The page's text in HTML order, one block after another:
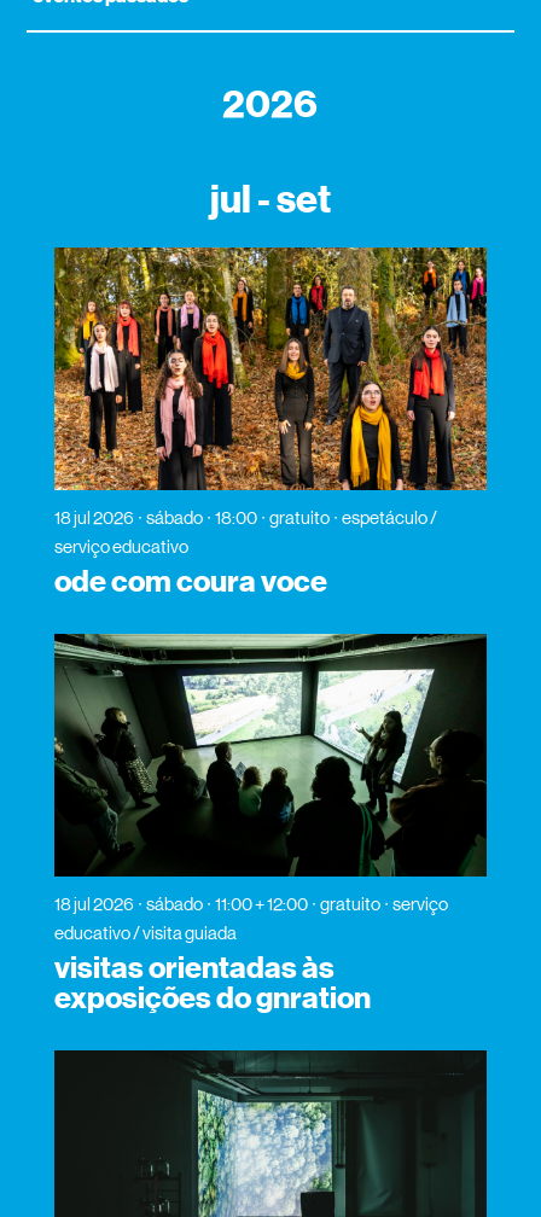
2026
jul - set
18 jul 2026 sábado 18:00 gratuito
espetáculo /
serviço educativo
ode com coura voce
18 jul 2026 sábado 11:00 + 12:00 gratuito
serviço
educativo / visita guiada
visitas orientadas às
exposições do gnration